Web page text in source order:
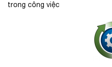
trong công việc